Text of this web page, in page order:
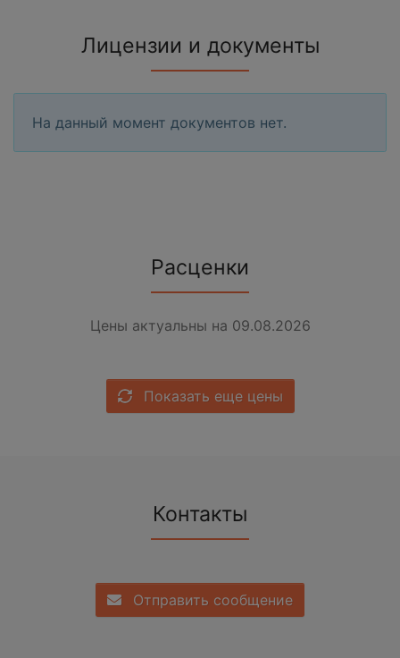
Лицензии и документы
На данный момент документов нет.
Расценки
Цены актуальны на 09.08.2026
Показать еще цены
Контакты
Отправить сообщение